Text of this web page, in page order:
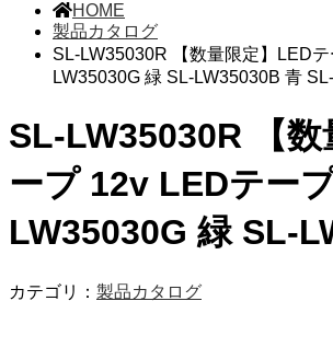
HOME
製品カタログ
SL-LW35030R 【数量限定】LED
LW35030G 緑 SL-LW35030B 青
SL-LW35030R 【
ープ 12v LEDテー
LW35030G 緑 SL-
カテゴリ： 製品カタログ